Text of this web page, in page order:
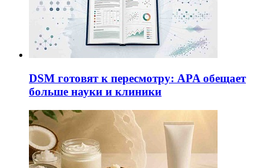
DSM готовят к пересмотру: APA обещает
больше науки и клиники